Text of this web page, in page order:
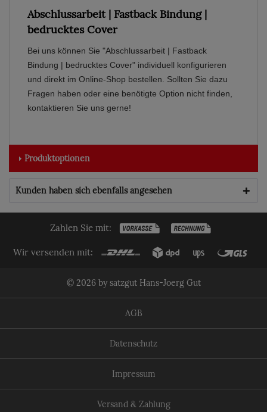
Abschlussarbeit | Fastback Bindung |
bedrucktes Cover
Bei uns können Sie "Abschlussarbeit | Fastback
Bindung | bedrucktes Cover" individuell konfigurieren
und direkt im Online-Shop bestellen. Sollten Sie dazu
Fragen haben oder eine benötigte Option nicht finden,
kontaktieren Sie uns gerne!
Produktoptionen
Kunden haben sich ebenfalls angesehen
Zahlen Sie mit:
Wir versenden mit:
© 2026 by satzgut Hans-Joerg Gut
AGB
Datenschutz
Impressum
Versand & Zahlung